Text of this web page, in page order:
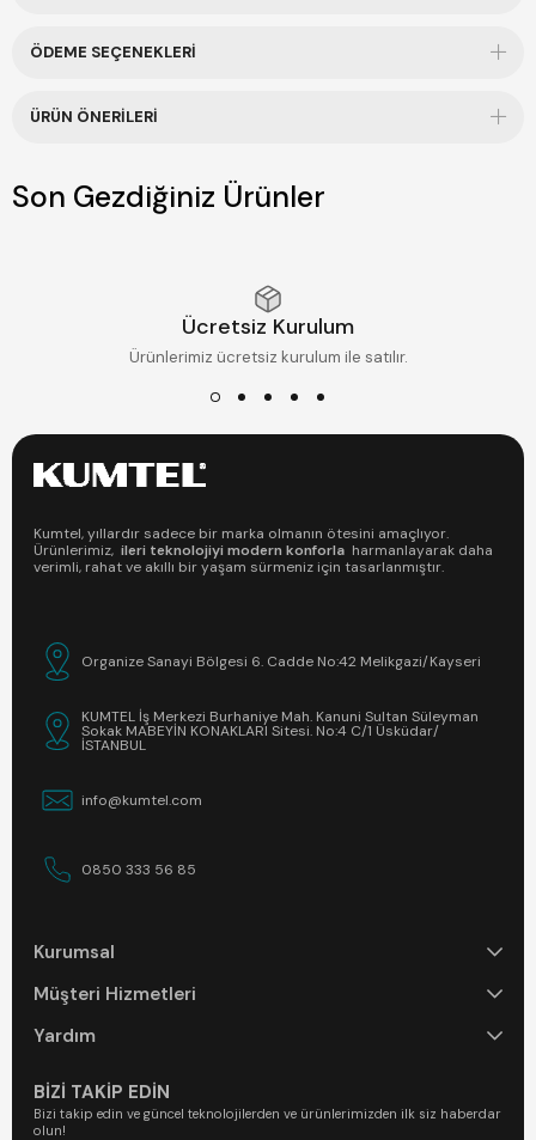
ÖDEME SEÇENEKLERI
ÜRÜN ÖNERILERI
Son Gezdiğiniz Ürünler
Ücretsiz Kurulum
Ürünlerimiz ücretsiz kurulum ile satılır.
Kumtel, yıllardır sadece bir marka olmanın ötesini amaçlıyor.
Ürünlerimiz, ileri teknolojiyi modern konforla harmanlayarak daha
verimli, rahat ve akıllı bir yaşam sürmeniz için tasarlanmıştır.
Organize Sanayi Bölgesi 6. Cadde No:42 Melikgazi/Kayseri
KUMTEL İş Merkezi Burhaniye Mah. Kanuni Sultan Süleyman
Sokak MABEYİN KONAKLARI Sitesi. No:4 C/1 Üsküdar/
İSTANBUL
info@kumtel.com
0850 333 56 85
Kurumsal
Müşteri Hizmetleri
Yardım
BİZİ TAKİP EDİN
Bizi takip edin ve güncel teknolojilerden ve ürünlerimizden ilk siz haberdar
olun!